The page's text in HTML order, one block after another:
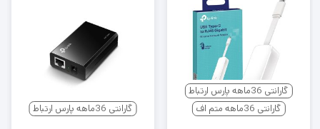
گارانتی 36ماهه پارس ارتباط
گارانتی 36ماهه متم اف
گارانتی 36ماهه پارس ارتباط